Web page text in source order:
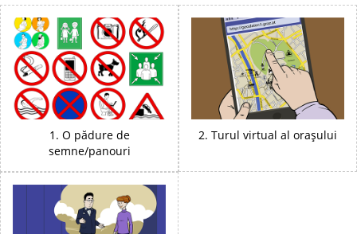
1. O pădure de
semne/panouri
2. Turul virtual al orașului